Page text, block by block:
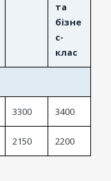
та
бізне
с-
клас
3300 3400
2150 2200